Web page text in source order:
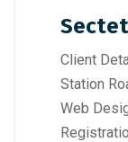
Client
Station
Web